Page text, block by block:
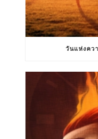
วันแห่งคว